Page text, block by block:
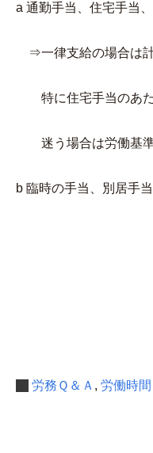
a 通勤手当、住宅手当
⇒一律支給の場合は計
特に住宅手当のあた
迷う場合は労働基準
b 臨時の手当、別居手当
労務Ｑ＆Ａ , 労働時